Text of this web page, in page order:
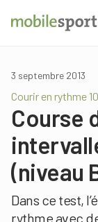
3 septembre 2013
Courir en rythme
Course
(niveau
Dans ce test,
rythme avec